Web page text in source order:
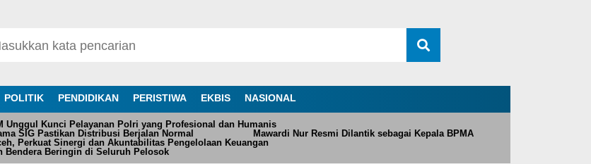
POLITIK PENDIDIKAN PERISTIWA EKBIS NASIONAL
Unggul Kunci Pelayanan Polri yang Profesional dan Humanis
SIG Pastikan Distribusi Berjalan Normal
Mawardi Nur Resmi Dilantik sebagai Kepala BPMA
Perkuat Sinergi dan Akuntabilitas Pengelolaan Keuangan
Bendera Beringin di Seluruh Pelosok